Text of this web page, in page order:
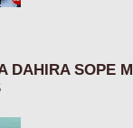
DAHIRA SOPE